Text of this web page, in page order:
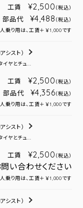
工賃 ¥2,500 （税込）
部品代 ¥4,488 （税込）
乗り用は、工賃＋￥1,000です
シスト）
イヤとチュ...
工賃 ¥2,500 （税込）
部品代 ¥4,356（税込）
乗り用は、工賃＋￥1,000です
シスト）
イヤとチュ...
工賃 ¥2,500 （税込）
問い合わせください
乗り用は、工賃＋￥1,000です
シスト）